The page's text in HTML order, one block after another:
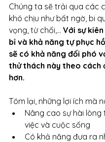
Chúng ta sẽ trải qua các
khó chịu như bất ngờ, bi
vọng, từ chối,… Với sự
bỉ và khả năng tự phục
sẽ có khả năng đối phó
thử thách này theo cách
hơn.
Tóm lại, những lợi ích mà
Nâng cao sự hài
việc và cuộc sống
Có khả năng đưa ra